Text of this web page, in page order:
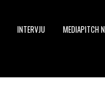
INTERVJU MEDIAPITCH